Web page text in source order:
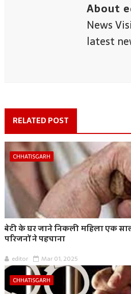
About
News
latest
RELATED POST
CHHATISGARH
बेटी के घर जाने निकली महिला एक
परिजनों ने पहचाना
editor Mar 01, 2025
CHHATISGARH